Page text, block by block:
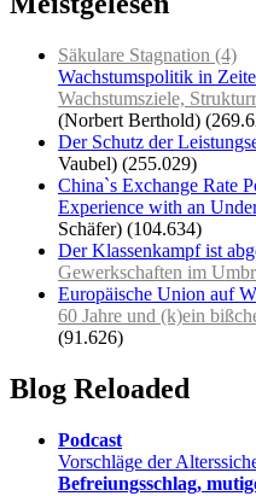
Säkulare Stagnation (4)
Wachstumspolitik in
Wachstumsziele,
(Norbert Berthold)
Der Schutz der
Vaubel) (255.029)
China`s Exchange Rate
Experience with an
Schäfer) (104.634)
Der Klassenkampf ist
Gewerkschaften im
Europäische Union auf
60 Jahre und (k)ein
(91.626)
Blog Reloaded
Podcast
Vorschläge der
Befreiungsschlag,